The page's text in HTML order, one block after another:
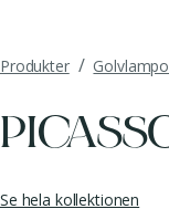
Produkter /
Se hela kollektionen